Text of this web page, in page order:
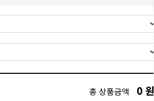
총 상품금액 0 원